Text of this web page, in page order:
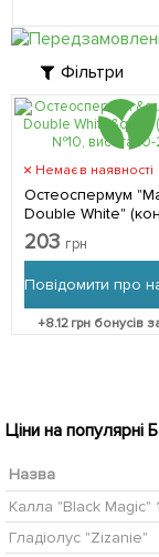
Фільтри
Немає в наявності
Остеоспермум
Double White"
№10, висота 10-20 см) 1
упаковці
203 грн
Повідомити про
+8.12грн бонусів
Ціни на популярні
Назва
Калла "Black Magic"
Гладіолус "Zizanie"